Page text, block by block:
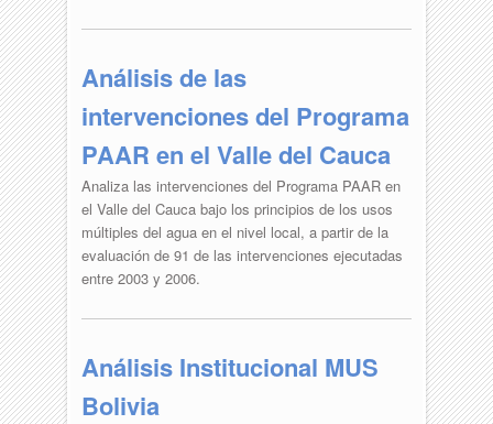
Análisis de las
intervenciones del Programa
PAAR en el Valle del Cauca
Analiza las intervenciones del Programa PAAR en
el Valle del Cauca bajo los principios de los usos
múltiples del agua en el nivel local, a partir de la
evaluación de 91 de las intervenciones ejecutadas
entre 2003 y 2006.
Análisis Institucional MUS
Bolivia